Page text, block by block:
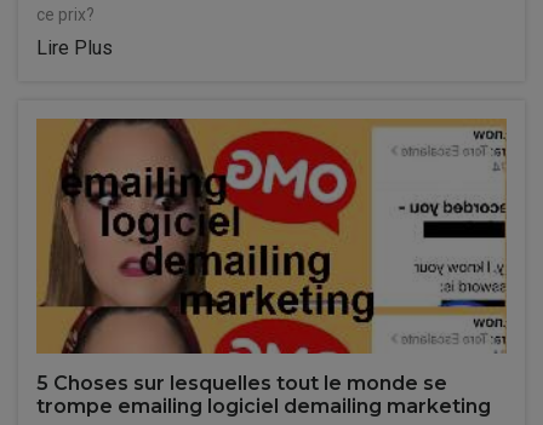
ce prix?
Lire Plus
5 Choses sur lesquelles tout le monde se
trompe emailing logiciel demailing marketing